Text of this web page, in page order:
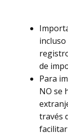
de
Para
NO se
través